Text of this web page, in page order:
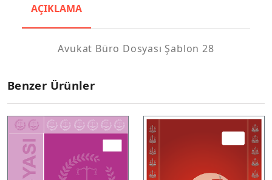
AÇIKLAMA
Avukat Büro Dosyası Şablon 28
Benzer Ürünler